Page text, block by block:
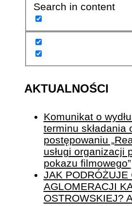
Search in content
AKTUALNOŚCI
Komunikat o
terminu składania
postępowaniu
usługi organizacji
pokazu filmowego”
JAK PODRÓŻUJE
AGLOMERACJI
OSTROWSKIEJ?